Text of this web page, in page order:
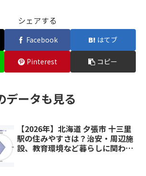
シェアする
Facebook はてブ
Pinterest コピー
データも見る
【2026年】北海道 夕張市 十三里
駅の住みやすさは？治安・周辺施
設、教育環境など暮らしに関わる